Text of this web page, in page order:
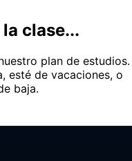
clase...
plan de estudios.
esté de vacaciones, o
baja.